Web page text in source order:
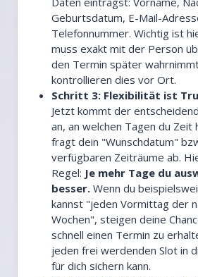
Geburtsdatum, E-Mail-
Telefonnummer. Wichtig ist
muss exakt mit der Person
den Termin später
kontrollieren dies vor Ort.
Schritt 3: Flexibilität ist
Jetzt kommt der
an, an welchen Tagen du Zeit
fragt dein "Wunschdatum"
verfügbaren Zeiträume ab.
Regel: Je mehr Tage du
besser. Wenn du
kannst "jeden Vormittag der
Wochen", steigen deine
schnell einen Termin zu
jeden frei werdenden Slot in
für dich sichern kann.